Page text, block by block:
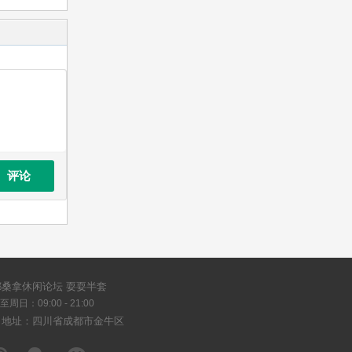
评论
拿休闲论坛 耍耍半套
周日：09:00 - 21:00
址：四川省成都市金牛区